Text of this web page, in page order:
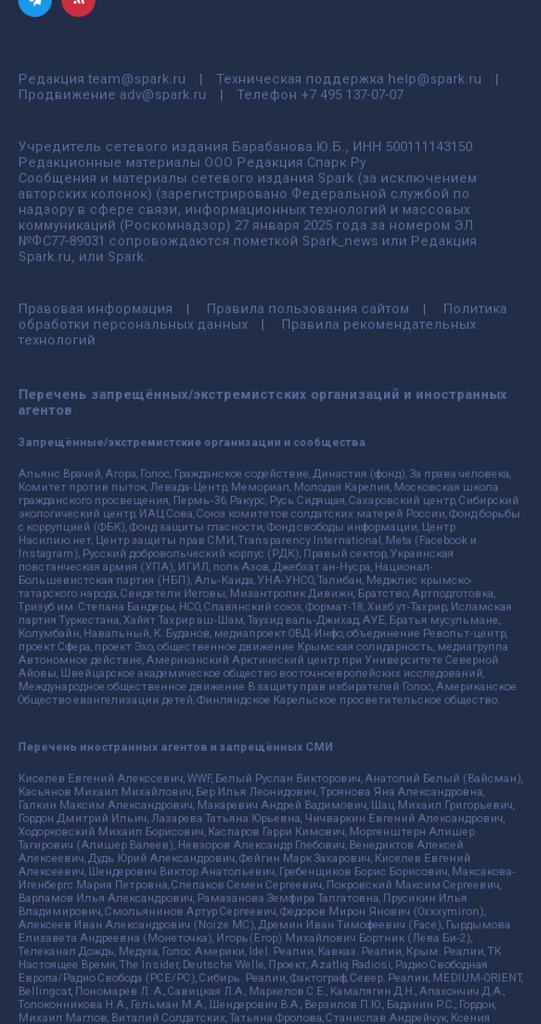
Редакция team@spark.ru Техническая поддержка help@spark.ru
Продвижение adv@spark.ru Телефон +7 495 137-07-07
Учредитель сетевого издания Барабанова.Ю.Б., ИНН 500111143150
Редакционные материалы ООО Редакция Спарк Ру
Сообщения и материалы сетевого издания Spark (за исключением
авторских колонок) (зарегистрировано Федеральной службой по
надзору в сфере связи, информационных технологий и массовых
коммуникаций (Роскомнадзор) 27 января 2025 года за номером ЭЛ
№ФС77-89031 сопровождаются пометкой Spark_news или Редакция
Spark.ru, или Spark.
Правовая информация Правила пользования сайтом
Политика
обработки персональных данных
Правила рекомендательных
технологий
Перечень запрещённых/экстремистских организаций и иностранных
агентов
Запрещённые/экстремистские организации и сообщества
Альянс Врачей, Агора, Голос, Гражданское содействие, Династия (фонд), За права человека,
Комитет против пыток, Левада-Центр, Мемориал, Молодая Карелия, Московская школа
гражданского просвещения, Пермь-36, Ракурс, Русь Сидящая, Сахаровский центр, Сибирский
экологический центр, ИАЦ Сова, Союз комитетов солдатских матерей России, Фонд борьбы
с коррупцией (ФБК), Фонд защиты гласности, Фонд свободы информации, Центр
Насилию.нет, Центр защиты прав СМИ, Transparency International, Meta (Facebook и
Instagram), Русский добровольческий корпус (РДК), Правый сектор, Украинская
повстанческая армия (УПА), ИГИЛ, полк Азов, Джебхат ан-Нусра, Национал-
Большевистская партия (НБП), Аль-Каида, УНА-УНСО, Талибан, Меджлис крымско-
татарского народа, Свидетели Иеговы, Мизантропик Дивижн, Братство, Артподготовка,
Тризуб им. Степана Бандеры, НСО, Славянский союз, Формат-18, Хизб ут-Тахрир, Исламская
партия Туркестана, Хайят Тахрир аш-Шам, Таухид валь-Джихад, АУЕ, Братья мусульмане,
Колумбайн, Навальный, К. Буданов, медиапроект ОВД-Инфо, объединение Револьт-центр,
проект Сфера, проект Эхо, общественное движение Крымская солидарность, медиагруппа
Автономное действие, Американский Арктический центр при Университете Северной
Айовы, Швейцарское академическое общество восточноевропейских исследований,
Международное общественное движение В защиту прав избирателей Голос, Американское
Общество евангелизации детей, Финляндское Карельское просветительское общество.
Перечень иностранных агентов и запрещённых СМИ
Киселёв Евгений Алекссевич, WWF, Белый Руслан Викторович, Анатолий Белый (Вайсман),
Касьянов Михаил Михайлович, Бер Илья Леонидович, Троянова Яна Александровна,
Галкин Максим Александрович, Макаревич Андрей Вадимович, Шац Михаил Григорьевич,
Гордон Дмитрий Ильич, Лазарева Татьяна Юрьевна, Чичваркин Евгений Александрович,
Ходорковский Михаил Борисович, Каспаров Гарри Кимович, Моргенштерн Алишер
Тагирович (Алишер Валеев), Невзоров Александр Глебович, Венедиктов Алексей
Алексеевич, Дудь Юрий Александрович, Фейгин Марк Захарович, Киселев Евгений
Алексеевич, Шендерович Виктор Анатольевич, Гребенщиков Борис Борисович, Максакова-
Игенбергс Мария Петровна, Слепаков Семен Сергеевич, Покровский Максим Сергеевич,
Варламов Илья Александрович, Рамазанова Земфира Талгатовна, Прусикин Илья
Владимирович, Смольянинов Артур Сергеевич, Федоров Мирон Янович (Oxxxymiron),
Алексеев Иван Александрович (Noize MC), Дремин Иван Тимофеевич (Face), Гырдымова
Елизавета Андреевна (Монеточка), Игорь(Егор) Михайлович Бортник (Лёва Би-2),
Телеканал Дождь, Медуза, Голос Америки, Idel. Реалии, Кавказ. Реалии, Крым. Реалии, ТК
Настоящее Время, The Insider, Deutsche Welle, Проект, Azatliq Radiosi, Радио Свободная
Европа/Радио Свобода (PCE/PC), Сибирь. Реалии, Фактограф, Север. Реалии, MEDIUM-ORIENT,
Bellingcat, Пономарев Л. А., Савицкая Л.А., Маркелов С.Е., Камалягин Д.Н., Апахончич Д.А.,
Толоконникова Н.А., Гельман М.А., Шендерович В.А., Верзилов П.Ю., Баданин Р.С., Гордон,
Михаил Маглов, Виталий Солдатских, Татьяна Фролова, Станислав Андрейчук, Ксения